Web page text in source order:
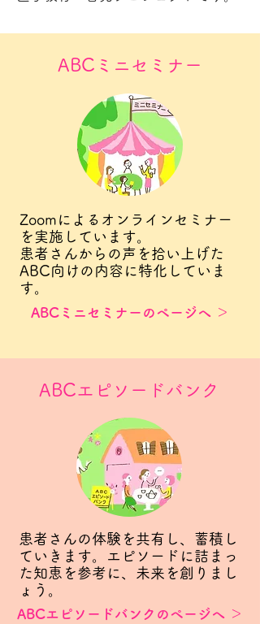
ABCミニセミナー
Zoomによるオンラインセミナー
を実施しています。
患者さんからの声を拾い上げた
ABC向けの内容に特化していま
す。
ABCミニセミナーのページへ ＞
ABCエピソードバンク
患者さんの体験を共有し、蓄積し
ていきます。エピソードに詰まっ
た知恵を参考に、未来を創りまし
ょう。
ABCエピソードバンクのページへ ＞